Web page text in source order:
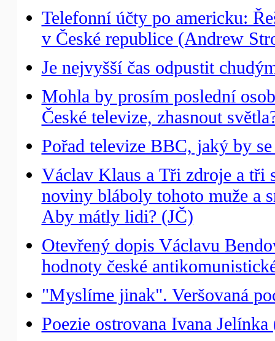
Telefonní účty po americku:
v České republice (Andrew
Je nejvyšší čas odpustit
Mohla by prosím poslední
České televize, zhasnout
Pořad televize BBC, jaký by
Václav Klaus a Tři zdroje a tři
noviny bláboly tohoto muže a
Aby mátly lidi? (JČ)
Otevřený dopis Václavu
hodnoty české
"Myslíme jinak". Veršovaná
Poezie ostrovana Ivana